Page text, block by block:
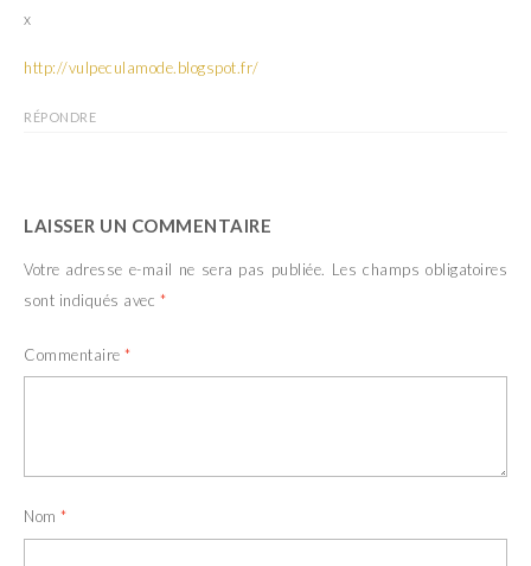
x
http://vulpeculamode.blogspot.fr/
RÉPONDRE
LAISSER UN COMMENTAIRE
Votre adresse e-mail ne sera pas publiée. Les champs obligatoires
sont indiqués avec *
Commentaire *
Nom *